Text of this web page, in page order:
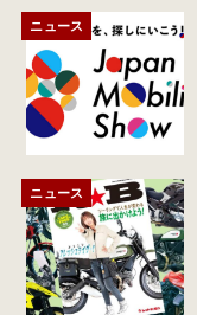
ニュース
ニュース